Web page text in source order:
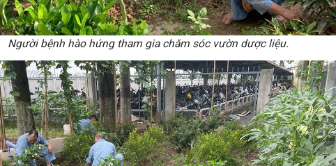
Người bệnh hào hứng tham gia chăm sóc vườn dược liệu.